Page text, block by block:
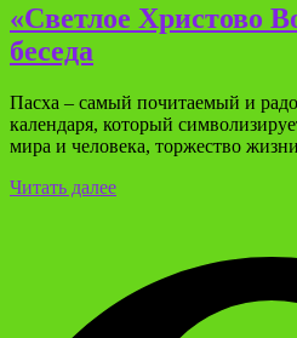
«Светлое Христово
беседа
Пасха – самый почитаемый и
календаря, который
мира и человека, торжество
Читать далее